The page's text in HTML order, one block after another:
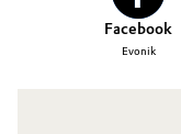
Facebook
Evonik